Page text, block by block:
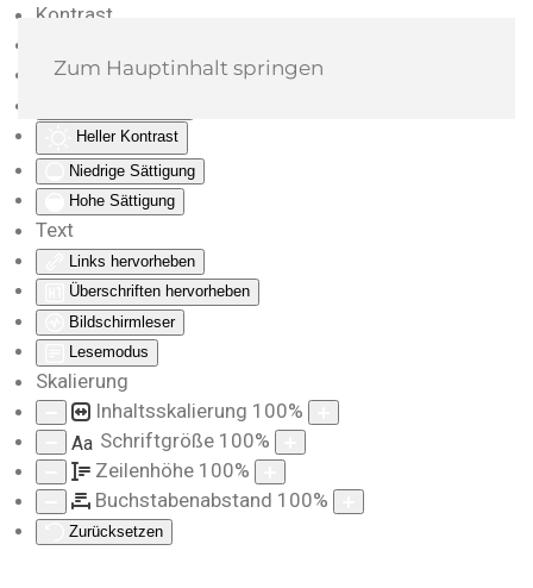
Kontrast
Monochrom
Heller Kontrast
Niedrige Sättigung
Hohe Sättigung
Text
Links hervorheben
Überschriften hervorheben
Bildschirmleser
Lesemodus
Skalierung
Inhaltsskalierung 100%
Aa Schriftgröße 100%
Zeilenhöhe 100%
Buchstabenabstand 100%
Zurücksetzen
Zum Hauptinhalt springen